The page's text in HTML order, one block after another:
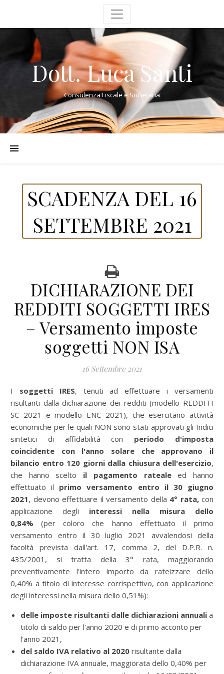
Dott. Luca Santi
Consulenza Fiscale e Societaria
SCADENZA DEL 16
SETTEMBRE 2021
DICHIARAZIONE DEI
REDDITI SOGGETTI IRES
– Versamento imposte
soggetti NON ISA
16 Settembre 2021
I soggetti IRES, tenuti ad effettuare i versamenti
risultanti dalla dichiarazione dei redditi (modello REDDITI
SC 2021 e modello ENC 2021), che esercitano attività
economiche per le quali NON sono stati approvati gli Indici
sintetici di affidabilità con periodo d'imposta
coincidente con l'anno solare
che approvano il
bilancio entro 120 giorni dalla chiusura dell'esercizio,
che hanno scelto il pagamento ratealeed hanno
effettuato il primo versamento entro il 30 giugno
2021, devono effettuare il versamento della 4° rata, con
applicazione degli interessi nella misura
dello
0,84%(per coloro che hanno effettuato il primo
versamento entro il 30 luglio 2021 avvalendosi della
facoltà prevista dall'art. 17, comma 2, del D.P.R. n.
435/2001, si tratta della 3° rata, maggiorando
preventivamente l'intero importo da rateizzare dello
0,40% a titolo di interesse corrispettivo, con applicazione
degli interessi nella misura dello 0,51%):
delle imposte risultanti dalle dichiarazioni annuali a
titolo di saldo per l'anno 2020 e di primo acconto per
l'anno 2021,
del saldo IVA relativo al 2020 risultante dalla
dichiarazione IVA annuale, maggiorata dello 0,40% per